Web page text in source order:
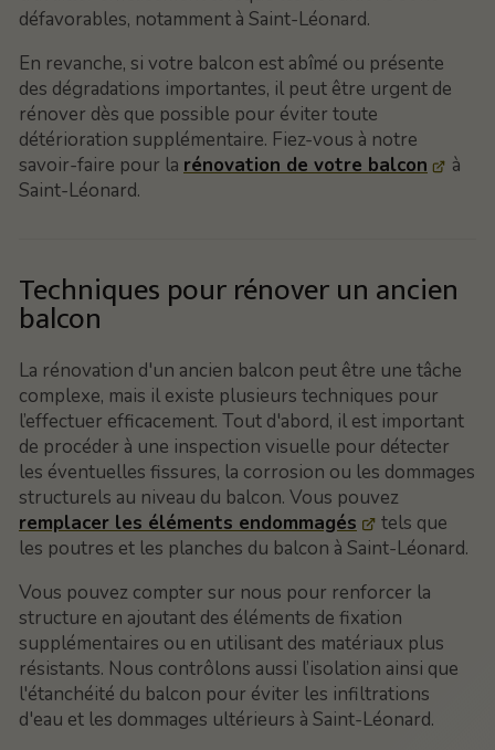
défavorables, notamment à Saint-Léonard.
En revanche, si votre balcon est abîmé ou présente
des dégradations importantes, il peut être urgent de
rénover dès que possible pour éviter toute
détérioration supplémentaire. Fiez-vous à notre
savoir-faire pour la rénovation de votre balcon
à
Saint-Léonard.
Techniques pour rénover un ancien
balcon
La rénovation d'un ancien balcon peut être une tâche
complexe, mais il existe plusieurs techniques pour
l’effectuer efficacement. Tout d'abord, il est important
de procéder à une inspection visuelle pour détecter
les éventuelles fissures, la corrosion ou les dommages
structurels au niveau du balcon. Vous pouvez
remplacer les éléments endommagés
tels que
les poutres et les planches du balcon à Saint-Léonard.
Vous pouvez compter sur nous pour renforcer la
structure en ajoutant des éléments de fixation
supplémentaires ou en utilisant des matériaux plus
résistants. Nous contrôlons aussi l’isolation ainsi que
l'étanchéité du balcon pour éviter les infiltrations
d'eau et les dommages ultérieurs à Saint-Léonard.